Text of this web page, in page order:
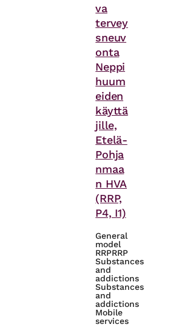
va
tervey
sneuv
onta
Neppi
huum
eiden
käyttä
jille,
Etelä-
Pohja
nmaa
n HVA
(RRP,
P4, I1)
General
model
RRPRRP
Substances
and
addictions
Substances
and
addictions
Mobile
services